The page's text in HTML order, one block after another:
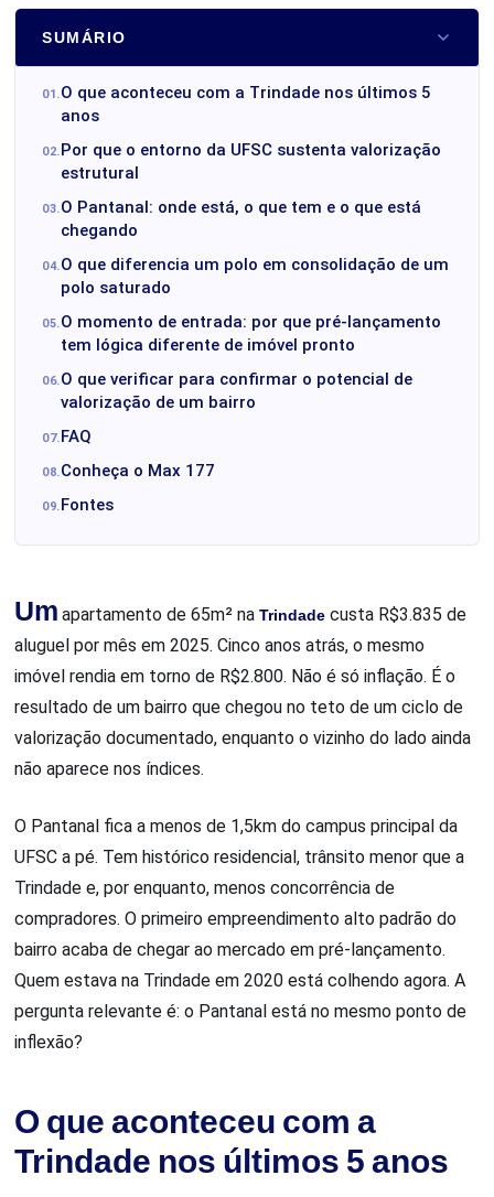
SUMÁRIO
O que aconteceu com a Trindade nos últimos 5
anos
Por que o entorno da UFSC sustenta valorização
estrutural
O Pantanal: onde está, o que tem e o que está
chegando
O que diferencia um polo em consolidação de um
polo saturado
O momento de entrada: por que pré-lançamento
tem lógica diferente de imóvel pronto
O que verificar para confirmar o potencial de
valorização de um bairro
FAQ
Conheça o Max 177
Fontes
Um apartamento de 65m² naTrindade custa R$3.835 de
aluguel por mês em 2025. Cinco anos atrás, o mesmo
imóvel rendia em torno de R$2.800. Não é só inflação. É o
resultado de um bairro que chegou no teto de um ciclo de
valorização documentado, enquanto o vizinho do lado ainda
não aparece nos índices.
O Pantanal fica a menos de 1,5km do campus principal da
UFSC a pé. Tem histórico residencial, trânsito menor que a
Trindade e, por enquanto, menos concorrência de
compradores. O primeiro empreendimento alto padrão do
bairro acaba de chegar ao mercado em pré-lançamento.
Quem estava na Trindade em 2020 está colhendo agora. A
pergunta relevante é: o Pantanal está no mesmo ponto de
inflexão?
O que aconteceu com a
Trindade nos últimos 5 anos